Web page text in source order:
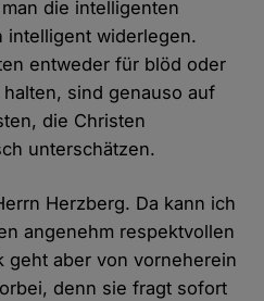
die intelligenten
intelligent widerlegen.
entweder für blöd oder
sind genauso auf
die Christen
unterschätzen.
Herzberg. Da kann ich
angenehm respektvollen
geht aber von vorneherein
denn sie fragt sofort